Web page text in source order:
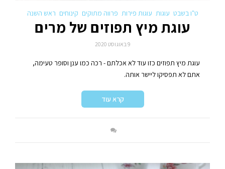
ט"ו בשבט עוגות עוגות פירות פרווה מתוקים קינוחים ראש השנה
עוגת מיץ תפוזים של מרים
9 באוגוסט 2020
עוגת מיץ תפוזים כזו עוד לא אכלתם - רכה כמו ענן וסופר טעימה,
אתם לא תפסיקו ליישר אותה.
קרא עוד